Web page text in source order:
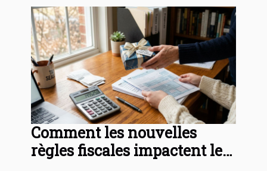
Comment les nouvelles
règles fiscales impactent les